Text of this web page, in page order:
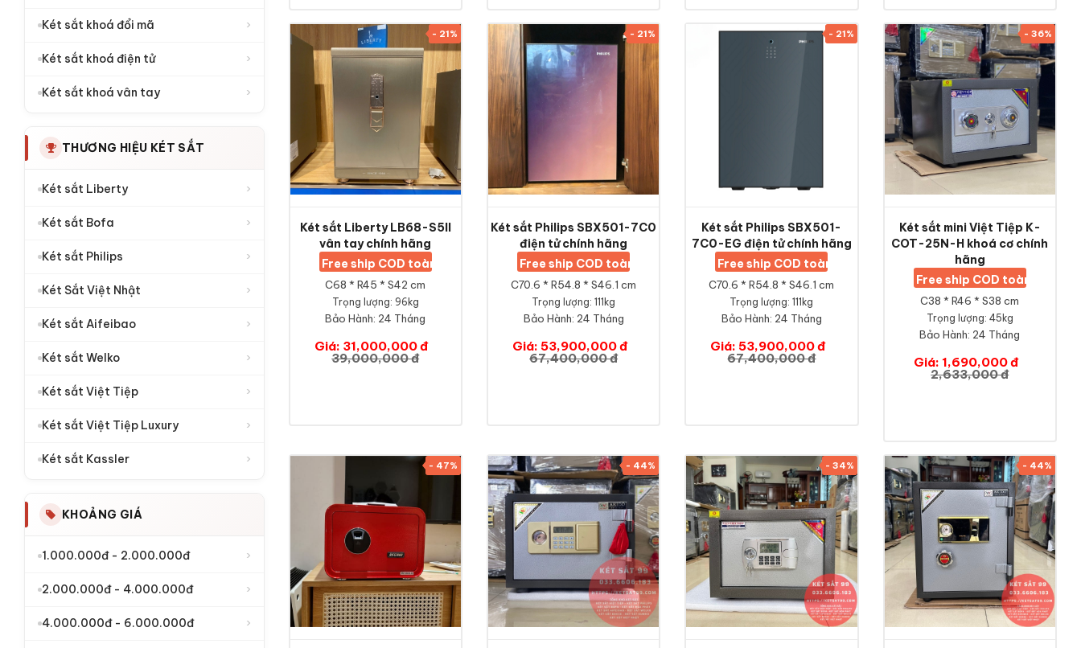
Két sắt khoá đổi mã ›
Két sắt khoá điện tử ›
Két sắt khoá vân tay ›
THƯƠNG HIỆU KÉT SẮT
Két sắt Liberty ›
Két sắt Bofa ›
Két sắt Philips ›
Két Sắt Việt Nhật ›
Két sắt Aifeibao ›
Két sắt Welko ›
Két sắt Việt Tiệp ›
Két sắt Việt Tiệp Luxury ›
Két sắt Kassler ›
KHOẢNG GIÁ
1.000.000đ - 2.000.000đ ›
2.000.000đ - 4.000.000đ ›
4.000.000đ - 6.000.000đ ›
- 21%
Két sắt Liberty LB68-S5II
vân tay chính hãng
Free ship COD toàn quốc
C68 * R45 * S42 cm
Trọng lượng: 96kg
Bảo Hành: 24 Tháng
Giá: 31,000,000 đ
39,000,000 đ
- 21%
Két sắt Philips SBX501-7C0
điện tử chính hãng
Free ship COD toàn quốc
C70.6 * R54.8 * S46.1 cm
Trọng lượng: 111kg
Bảo Hành: 24 Tháng
Giá: 53,900,000 đ
67,400,000 đ
- 21%
Két sắt Philips SBX501-
7C0-EG điện tử chính hãng
Free ship COD toàn quốc
C70.6 * R54.8 * S46.1 cm
Trọng lượng: 111kg
Bảo Hành: 24 Tháng
Giá: 53,900,000 đ
67,400,000 đ
- 36%
Két sắt mini Việt Tiệp K-
COT-25N-H khoá cơ chính
hãng
Free ship COD toàn quốc
C38 * R46 * S38 cm
Trọng lượng: 45kg
Bảo Hành: 24 Tháng
Giá: 1,690,000 đ
2,633,000 đ
- 47% - 44% - 34% - 44%